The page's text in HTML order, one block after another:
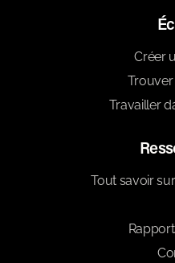
Créer
Travailler
Tout savoir